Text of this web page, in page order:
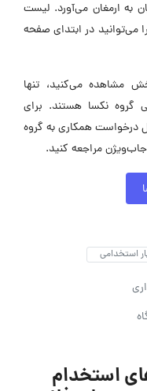
به ارمغان می‌آورد. لیست
در ابتدای صفحه
مشاهده می‌کنید، تنها
گروه نکسا هستند. برای
درخواست همکاری به گروه
مراجعه کنید.
استخدامی
استخدام